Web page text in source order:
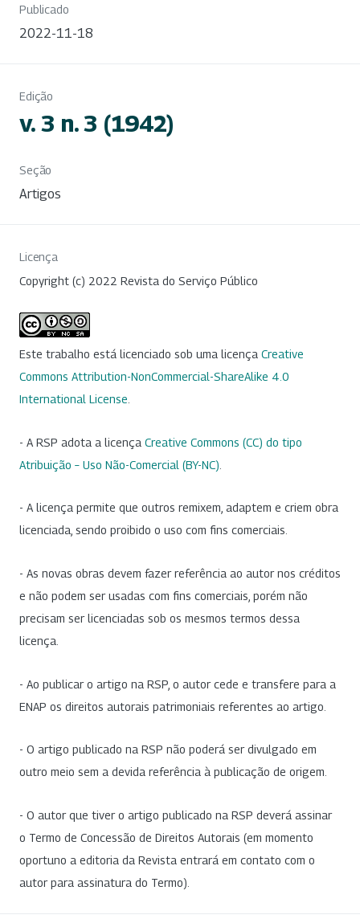
Publicado
2022-11-18
Edição
v. 3 n. 3 (1942)
Seção
Artigos
Licença
Copyright (c) 2022 Revista do Serviço Público
Este trabalho está licenciado sob uma licença Creative
Commons Attribution-NonCommercial-ShareAlike 4.0
International License
- A RSP adota a licença Creative Commons (CC) do tipo
Atribuição – Uso Não-Comercial (BY-NC)
- A licença permite que outros remixem, adaptem e criem obra
licenciada, sendo proibido o uso com fins comerciais.
- As novas obras devem fazer referência ao autor nos créditos
e não podem ser usadas com fins comerciais, porém não
precisam ser licenciadas sob os mesmos termos dessa
licença.
- Ao publicar o artigo na RSP, o autor cede e transfere para a
ENAP os direitos autorais patrimoniais referentes ao artigo.
- O artigo publicado na RSP não poderá ser divulgado em
outro meio sem a devida referência à publicação de origem.
- O autor que tiver o artigo publicado na RSP deverá assinar
o Termo de Concessão de Direitos Autorais (em momento
oportuno a editoria da Revista entrará em contato com o
autor para assinatura do Termo).